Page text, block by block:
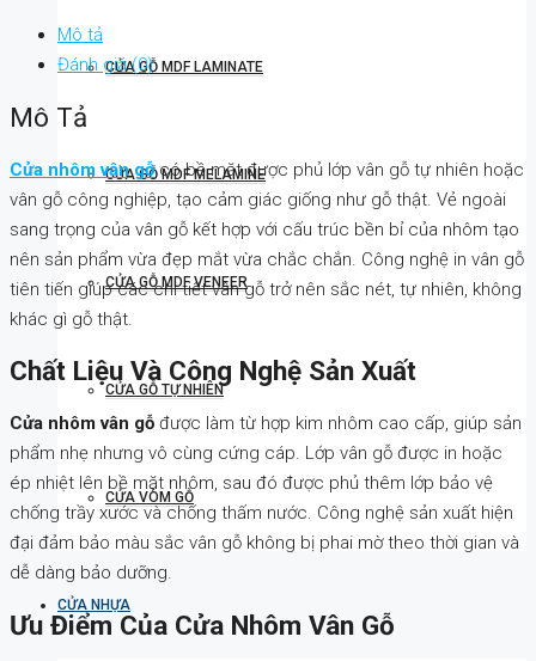
CỬA GỖ MDF LAMINATE
CỬA GỖ MDF MELAMINE
CỬA GỖ MDF VENEER
CỬA GỖ TỰ NHIÊN
CỬA VÒM GỖ
CỬA NHỰA
Mô tả
Đánh giá (0)
Mô Tả
Cửa nhôm vân gỗcó bề mặt được phủ lớp vân gỗ tự nhiên hoặc
vân gỗ công nghiệp, tạo cảm giác giống như gỗ thật. Vẻ ngoài
sang trọng của vân gỗ kết hợp với cấu trúc bền bỉ của nhôm tạo
nên sản phẩm vừa đẹp mắt vừa chắc chắn. Công nghệ in vân gỗ
tiên tiến giúp các chi tiết vân gỗ trở nên sắc nét, tự nhiên, không
khác gì gỗ thật.
Chất Liệu Và Công Nghệ Sản Xuất
Cửa nhôm vân gỗ được làm từ hợp kim nhôm cao cấp, giúp sản
phẩm nhẹ nhưng vô cùng cứng cáp. Lớp vân gỗ được in hoặc
ép nhiệt lên bề mặt nhôm, sau đó được phủ thêm lớp bảo vệ
chống trầy xước và chống thấm nước. Công nghệ sản xuất hiện
đại đảm bảo màu sắc vân gỗ không bị phai mờ theo thời gian và
dễ dàng bảo dưỡng.
Ưu Điểm Của Cửa Nhôm Vân Gỗ